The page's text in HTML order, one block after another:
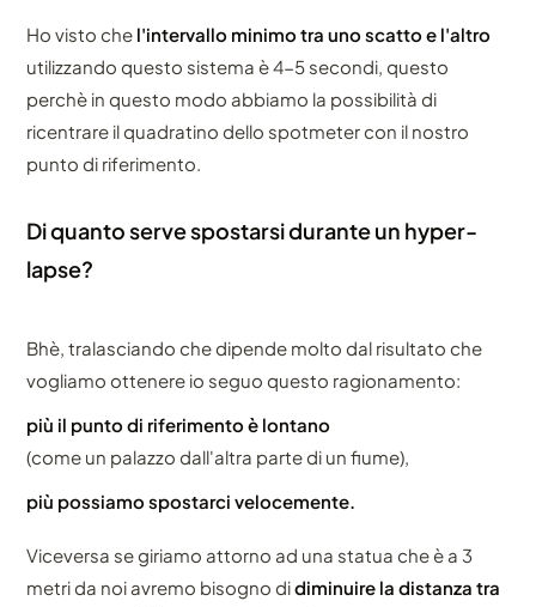
Ho visto che l'intervallo minimo tra uno scatto e l'altro
utilizzando questo sistema è 4-5 secondi, questo
perchè in questo modo abbiamo la possibilità di
ricentrare il quadratino dello spotmeter con il nostro
punto di riferimento.
Di quanto serve spostarsi durante un hyper-
lapse?
Bhè, tralasciando che dipende molto dal risultato che
vogliamo ottenere io seguo questo ragionamento:
più il punto di riferimento è lontano
(come un palazzo dall'altra parte di un fiume),
più possiamo spostarci velocemente.
Viceversa se giriamo attorno ad una statua che è a 3
metri da noi avremo bisogno didiminuire la distanza tra